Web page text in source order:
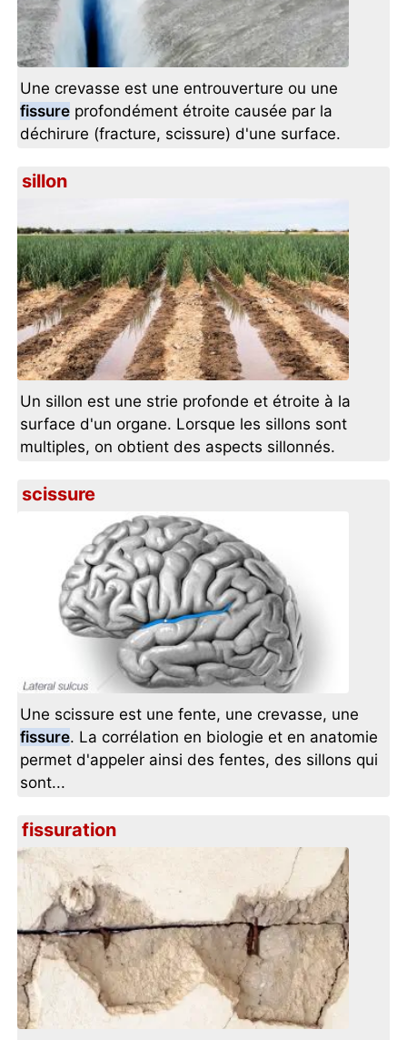
Une crevasse est une entrouverture ou une
fissure profondément étroite causée par la
déchirure (fracture, scissure) d'une surface.
sillon
Un sillon est une strie profonde et étroite à la
surface d'un organe. Lorsque les sillons sont
multiples, on obtient des aspects sillonnés.
scissure
Une scissure est une fente, une crevasse, une
fissure. La corrélation en biologie et en anatomie
permet d'appeler ainsi des fentes, des sillons qui
sont...
fissuration